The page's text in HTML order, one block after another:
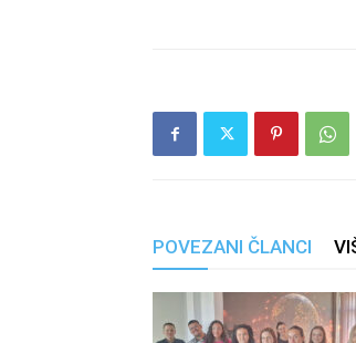
POVEZANI ČLANCI